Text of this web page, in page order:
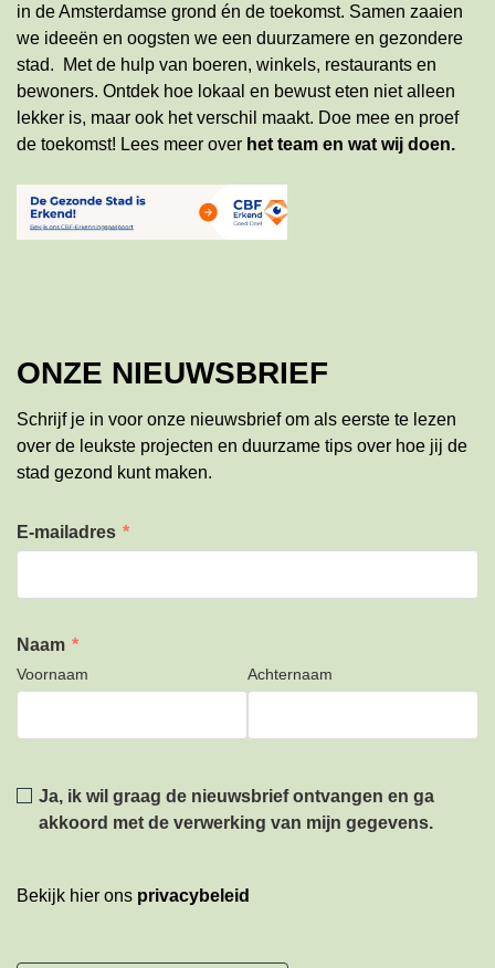
in de Amsterdamse grond én de toekomst. Samen zaaien
we ideeën en oogsten we een duurzamere en gezondere
stad. Met de hulp van boeren, winkels, restaurants en
bewoners. Ontdek hoe lokaal en bewust eten niet alleen
lekker is, maar ook het verschil maakt. Doe mee en proef
de toekomst! Lees meer over het team en wat wij doen.
ONZE NIEUWSBRIEF
Schrijf je in voor onze nieuwsbrief om als eerste te lezen
over de leukste projecten en duurzame tips over hoe jij de
stad gezond kunt maken.
E-mailadres *
Naam *
Voornaam Achternaam
Privacy
Ja, ik wil graag de nieuwsbrief ontvangen en ga
akkoord met de verwerking van mijn gegevens.
Bekijk hier ons privacybeleid